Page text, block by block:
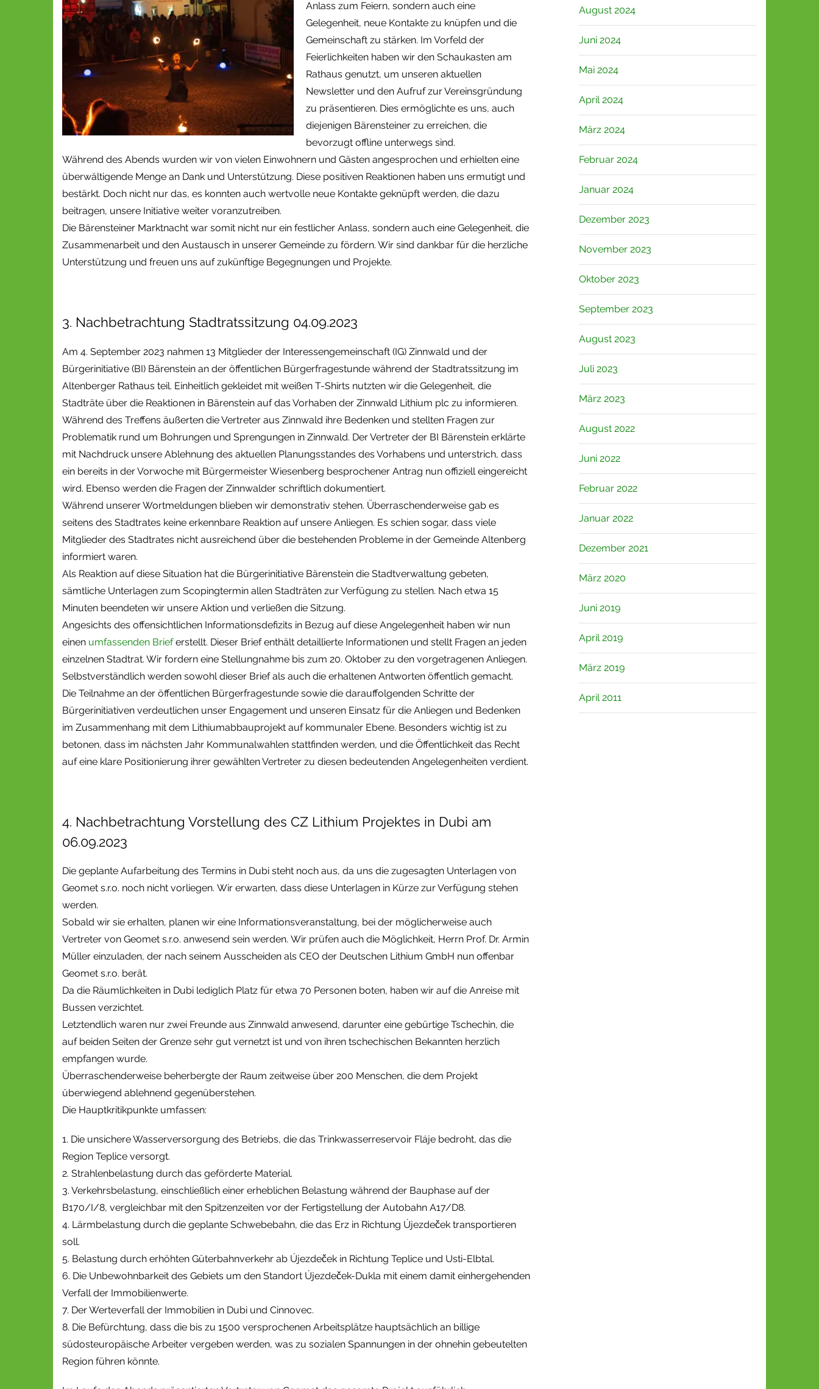
Anlass zum Feiern, sondern auch eine
Gelegenheit, neue Kontakte zu knüpfen und die
Gemeinschaft zu stärken. Im Vorfeld der
Feierlichkeiten haben wir den Schaukasten am
Rathaus genutzt, um unseren aktuellen
Newsletter und den Aufruf zur Vereinsgründung
zu präsentieren. Dies ermöglichte es uns, auch
diejenigen Bärensteiner zu erreichen, die
bevorzugt offline unterwegs sind.
Während des Abends wurden wir von vielen Einwohnern und Gästen angesprochen und erhielten eine
überwältigende Menge an Dank und Unterstützung. Diese positiven Reaktionen haben uns ermutigt und
bestärkt. Doch nicht nur das, es konnten auch wertvolle neue Kontakte geknüpft werden, die dazu
beitragen, unsere Initiative weiter voranzutreiben.
Die Bärensteiner Marktnacht war somit nicht nur ein festlicher Anlass, sondern auch eine Gelegenheit, die
Zusammenarbeit und den Austausch in unserer Gemeinde zu fördern. Wir sind dankbar für die herzliche
Unterstützung und freuen uns auf zukünftige Begegnungen und Projekte.
3. Nachbetrachtung Stadtratssitzung 04.09.2023
Am 4. September 2023 nahmen 13 Mitglieder der Interessengemeinschaft (IG) Zinnwald und der
Bürgerinitiative (BI) Bärenstein an der öffentlichen Bürgerfragestunde während der Stadtratssitzung im
Altenberger Rathaus teil. Einheitlich gekleidet mit weißen T-Shirts nutzten wir die Gelegenheit, die
Stadträte über die Reaktionen in Bärenstein auf das Vorhaben der Zinnwald Lithium plc zu informieren.
Während des Treffens äußerten die Vertreter aus Zinnwald ihre Bedenken und stellten Fragen zur
Problematik rund um Bohrungen und Sprengungen in Zinnwald. Der Vertreter der BI Bärenstein erklärte
mit Nachdruck unsere Ablehnung des aktuellen Planungsstandes des Vorhabens und unterstrich, dass
ein bereits in der Vorwoche mit Bürgermeister Wiesenberg besprochener Antrag nun offiziell eingereicht
wird. Ebenso werden die Fragen der Zinnwalder schriftlich dokumentiert.
Während unserer Wortmeldungen blieben wir demonstrativ stehen. Überraschenderweise gab es
seitens des Stadtrates keine erkennbare Reaktion auf unsere Anliegen. Es schien sogar, dass viele
Mitglieder des Stadtrates nicht ausreichend über die bestehenden Probleme in der Gemeinde Altenberg
informiert waren.
Als Reaktion auf diese Situation hat die Bürgerinitiative Bärenstein die Stadtverwaltung gebeten,
sämtliche Unterlagen zum Scopingtermin allen Stadträten zur Verfügung zu stellen. Nach etwa 15
Minuten beendeten wir unsere Aktion und verließen die Sitzung.
Angesichts des offensichtlichen Informationsdefizits in Bezug auf diese Angelegenheit haben wir nun
einen umfassenden Brieferstellt. Dieser Brief enthält detaillierte Informationen und stellt Fragen an jeden
einzelnen Stadtrat. Wir fordern eine Stellungnahme bis zum 20. Oktober zu den vorgetragenen Anliegen.
Selbstverständlich werden sowohl dieser Brief als auch die erhaltenen Antworten öffentlich gemacht.
Die Teilnahme an der öffentlichen Bürgerfragestunde sowie die darauffolgenden Schritte der
Bürgerinitiativen verdeutlichen unser Engagement und unseren Einsatz für die Anliegen und Bedenken
im Zusammenhang mit dem Lithiumabbauprojekt auf kommunaler Ebene. Besonders wichtig ist zu
betonen, dass im nächsten Jahr Kommunalwahlen stattfinden werden, und die Öffentlichkeit das Recht
auf eine klare Positionierung ihrer gewählten Vertreter zu diesen bedeutenden Angelegenheiten verdient.
4. Nachbetrachtung Vorstellung des CZ Lithium Projektes in Dubi am
06.09.2023
Die geplante Aufarbeitung des Termins in Dubi steht noch aus, da uns die zugesagten Unterlagen von
Geomet s.r.o. noch nicht vorliegen. Wir erwarten, dass diese Unterlagen in Kürze zur Verfügung stehen
werden.
Sobald wir sie erhalten, planen wir eine Informationsveranstaltung, bei der möglicherweise auch
Vertreter von Geomet s.r.o. anwesend sein werden. Wir prüfen auch die Möglichkeit, Herrn Prof. Dr. Armin
Müller einzuladen, der nach seinem Ausscheiden als CEO der Deutschen Lithium GmbH nun offenbar
Geomet s.r.o. berät.
Da die Räumlichkeiten in Dubi lediglich Platz für etwa 70 Personen boten, haben wir auf die Anreise mit
Bussen verzichtet.
Letztendlich waren nur zwei Freunde aus Zinnwald anwesend, darunter eine gebürtige Tschechin, die
auf beiden Seiten der Grenze sehr gut vernetzt ist und von ihren tschechischen Bekannten herzlich
empfangen wurde.
Überraschenderweise beherbergte der Raum zeitweise über 200 Menschen, die dem Projekt
überwiegend ablehnend gegenüberstehen.
Die Hauptkritikpunkte umfassen:
1. Die unsichere Wasserversorgung des Betriebs, die das Trinkwasserreservoir Fláje bedroht, das die
Region Teplice versorgt.
2. Strahlenbelastung durch das geförderte Material.
3. Verkehrsbelastung, einschließlich einer erheblichen Belastung während der Bauphase auf der
B170/I/8, vergleichbar mit den Spitzenzeiten vor der Fertigstellung der Autobahn A17/D8.
4. Lärmbelastung durch die geplante Schwebebahn, die das Erz in Richtung Újezdeček transportieren
soll.
5. Belastung durch erhöhten Güterbahnverkehr ab Újezdeček in Richtung Teplice und Usti-Elbtal.
6. Die Unbewohnbarkeit des Gebiets um den Standort Újezdeček-Dukla mit einem damit einhergehenden
Verfall der Immobilienwerte.
7. Der Werteverfall der Immobilien in Dubi und Cinnovec.
8. Die Befürchtung, dass die bis zu 1500 versprochenen Arbeitsplätze hauptsächlich an billige
südosteuropäische Arbeiter vergeben werden, was zu sozialen Spannungen in der ohnehin gebeutelten
Region führen könnte.
August 2024
Juni 2024
Mai 2024
April 2024
März 2024
Februar 2024
Januar 2024
Dezember 2023
November 2023
Oktober 2023
September 2023
August 2023
Juli 2023
März 2023
August 2022
Juni 2022
Februar 2022
Januar 2022
Dezember 2021
März 2020
Juni 2019
April 2019
März 2019
April 2011